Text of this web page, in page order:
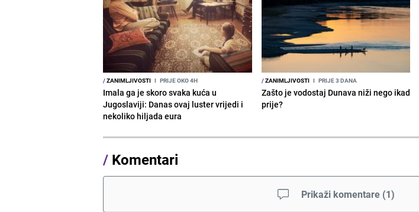
/ZANIMLJIVOSTI I PRIJE OKO 4H
Imala ga je skoro svaka kuća u
Jugoslaviji: Danas ovaj luster vrijedi i
nekoliko hiljada eura
/ZANIMLJIVOSTI I PRIJE 3 DANA
Zašto je vodostaj Dunava niži nego ikad
prije?
/ Komentari
Prikaži komentare (1)